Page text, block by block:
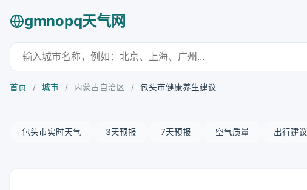
gmnopq天气网
首页 / 城市 / 内蒙古自治区 / 包头市健康养生建议
包头市实时天气 3天预报 7天预报 空气质量 出行建议